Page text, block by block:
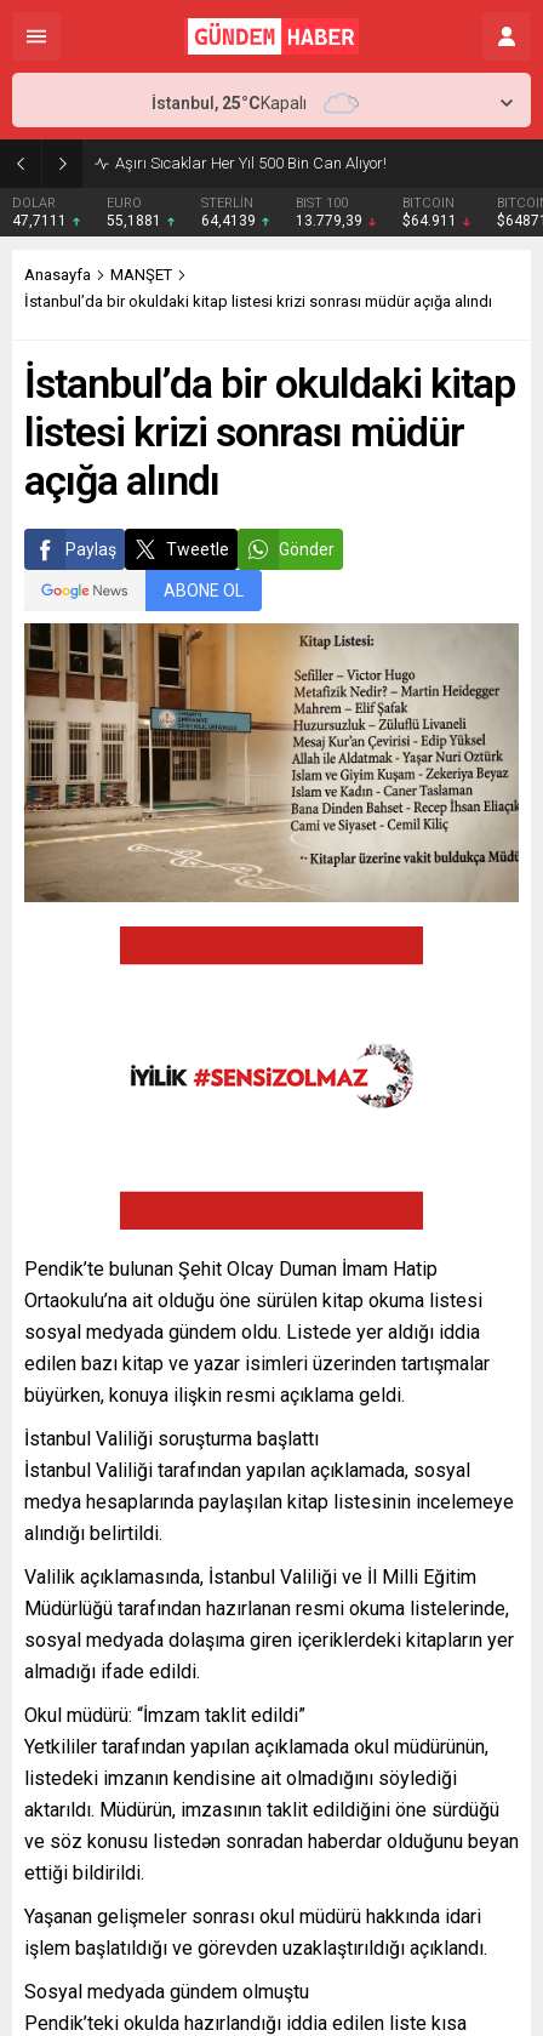
Aşırı Sıcaklar Her Yıl 500 Bin Can Alıyor!
DOLAR
47,7111
EURO
55,1881
STERLİN
64,4139
BIST 100
13.779,39
BITCOIN
$64.911
İstanbul, 25°CKapalı
Anasayfa
MANŞET
İstanbul’da bir okuldaki kitap listesi krizi sonrası müdür açığa alındı
İstanbul’da bir okuldaki kitap
listesi krizi sonrası müdür
açığa alındı
Paylaş Tweetle Gönder
ABONE OL
Pendik’te bulunan Şehit Olcay Duman İmam Hatip
Ortaokulu’na ait olduğu öne sürülen kitap okuma listesi
sosyal medyada gündem oldu. Listede yer aldığı iddia
edilen bazı kitap ve yazar isimleri üzerinden tartışmalar
büyürken, konuya ilişkin resmi açıklama geldi.
İstanbul Valiliği soruşturma başlattı
İstanbul Valiliği tarafından yapılan açıklamada, sosyal
medya hesaplarında paylaşılan kitap listesinin incelemeye
alındığı belirtildi.
Valilik açıklamasında, İstanbul Valiliği ve İl Milli Eğitim
Müdürlüğü tarafından hazırlanan resmi okuma listelerinde,
sosyal medyada dolaşıma giren içeriklerdeki kitapların yer
almadığı ifade edildi.
Okul müdürü: “İmzam taklit edildi”
Yetkililer tarafından yapılan açıklamada okul müdürünün,
listedeki imzanın kendisine ait olmadığını söylediği
aktarıldı. Müdürün, imzasının taklit edildiğini öne sürdüğü
ve söz konusu listedən sonradan haberdar olduğunu beyan
ettiği bildirildi.
Yaşanan gelişmeler sonrası okul müdürü hakkında idari
işlem başlatıldığı ve görevden uzaklaştırıldığı açıklandı.
Sosyal medyada gündem olmuştu
Pendik’teki okulda hazırlandığı iddia edilen liste kısa